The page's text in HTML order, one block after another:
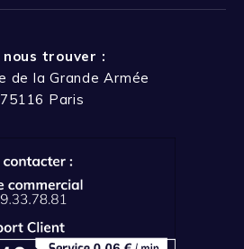
nous trouver :
de la Grande Armée
75116 Paris